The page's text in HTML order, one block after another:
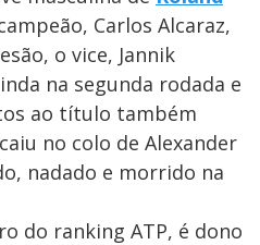
Carlos Alcaraz,
o vice, Jannik
na segunda rodada e
ao título também
no colo de Alexander
nadado e morrido na
do ranking ATP, é dono